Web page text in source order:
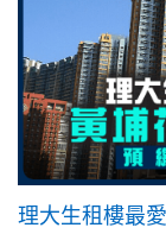
理大生租樓最